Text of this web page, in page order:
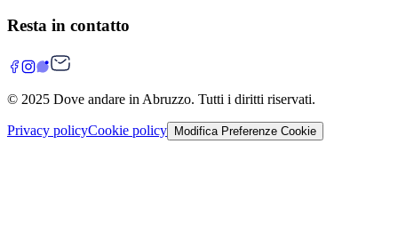
Resta in contatto
© 2025 Dove andare in Abruzzo. Tutti i diritti riservati.
Privacy policyCookie policy Modifica Preferenze Cookie